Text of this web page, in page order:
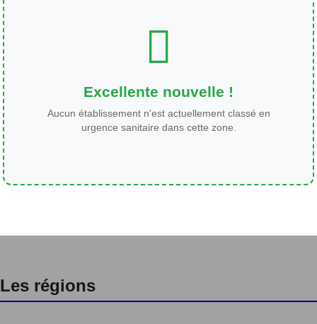
Excellente nouvelle !
Aucun établissement n'est actuellement classé en
urgence sanitaire dans cette zone.
Les régions